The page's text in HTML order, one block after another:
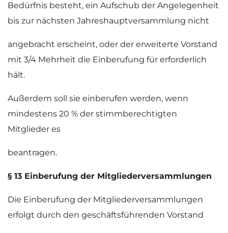
Bedürfnis besteht, ein Aufschub der Angelegenheit
bis zur nächsten Jahreshauptversammlung nicht
angebracht erscheint, oder der erweiterte Vorstand
mit 3/4 Mehrheit die Einberufung für erforderlich
hält.
Außerdem soll sie einberufen werden, wenn
mindestens 20 % der stimmberechtigten
Mitglieder es
beantragen.
§ 13 Einberufung der Mitgliederversammlungen
Die Einberufung der Mitgliederversammlungen
erfolgt durch den geschäftsführenden Vorstand